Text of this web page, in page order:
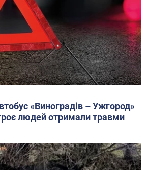
«Виноградів – Ужгород»
людей отримали травми